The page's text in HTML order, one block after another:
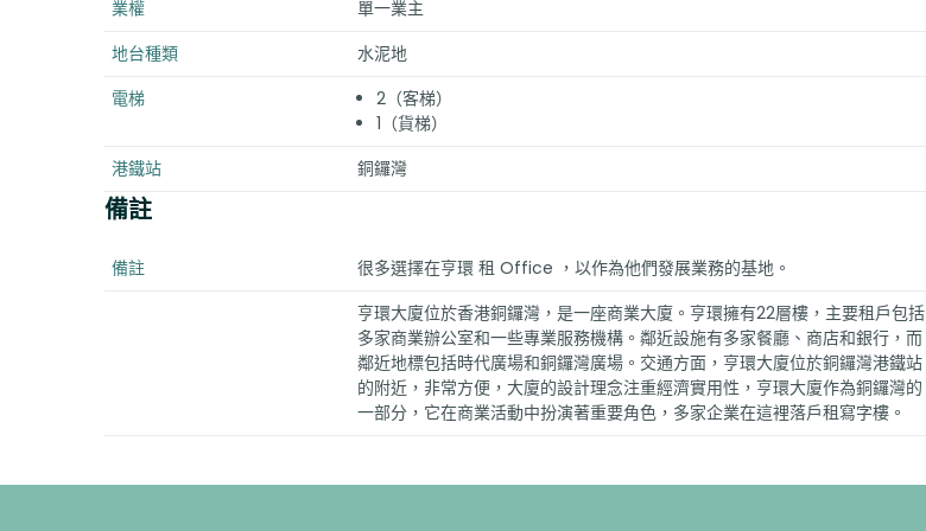
業權
單一業主
地台種類
水泥地
電梯
2（客梯）
1（貨梯）
港鐵站
銅鑼灣
備註
備註
很多選擇在亨環 租 Office ，以作為他們發展業務的基地。
亨環大廈位於香港銅鑼灣，是一座商業大廈。亨環擁有22層樓，主要租戶包括
多家商業辦公室和一些專業服務機構。鄰近設施有多家餐廳、商店和銀行，而
鄰近地標包括時代廣場和銅鑼灣廣場。交通方面，亨環大廈位於銅鑼灣港鐵站
的附近，非常方便，大廈的設計理念注重經濟實用性，亨環大廈作為銅鑼灣的
一部分，它在商業活動中扮演著重要角色，多家企業在這裡落戶租寫字樓。